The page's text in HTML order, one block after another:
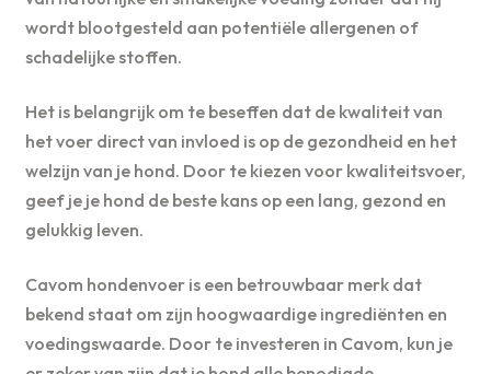
wordt blootgesteld aan potentiële allergenen of
schadelijke stoffen.
Het is belangrijk om te beseffen dat de kwaliteit van
het voer direct van invloed is op de gezondheid en het
welzijn van je hond. Door te kiezen voor kwaliteitsvoer,
geef je je hond de beste kans op een lang, gezond en
gelukkig leven.
Cavom hondenvoer is een betrouwbaar merk dat
bekend staat om zijn hoogwaardige ingrediënten en
voedingswaarde. Door te investeren in Cavom, kun je